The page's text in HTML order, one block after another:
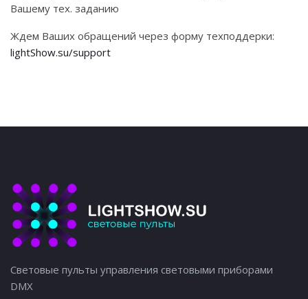
Вашему тех. заданию
Ждем Ваших обращений через форму техподдерки:
lightShow.su/support
Световые пульты управления световыми приборами
DMX